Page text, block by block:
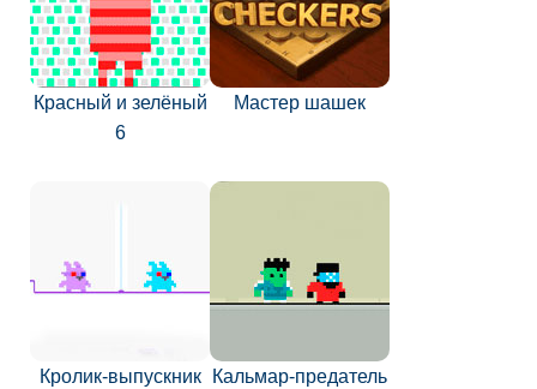
Красный и зелёный
6
Мастер шашек
Кролик-выпускник Кальмар-предатель